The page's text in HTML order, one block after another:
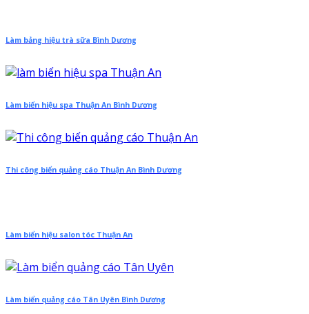
Làm bảng hiệu trà sữa Bình Dương
Làm biển hiệu spa Thuận An Bình Dương
Thi công biển quảng cáo Thuận An Bình Dương
Làm biển hiệu salon tóc Thuận An
Làm biển quảng cáo Tân Uyên Bình Dương